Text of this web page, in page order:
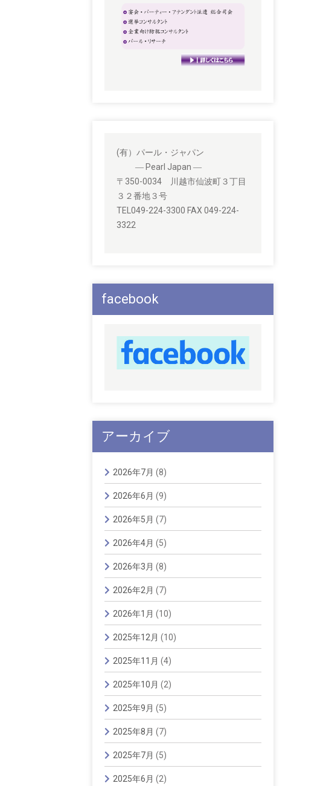
(有）パール・ジャパン
― Pearl Japan ―
〒350-0034 川越市仙波町３丁目
３２番地３号
TEL049-224-3300 FAX 049-224-
3322
facebook
アーカイブ
2026年7月 (8)
2026年6月 (9)
2026年5月 (7)
2026年4月 (5)
2026年3月 (8)
2026年2月 (7)
2026年1月 (10)
2025年12月 (10)
2025年11月 (4)
2025年10月 (2)
2025年9月 (5)
2025年8月 (7)
2025年7月 (5)
2025年6月 (2)